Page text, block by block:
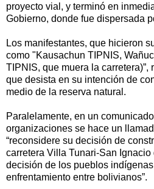
proyecto vial, y terminó en
Gobierno, donde fue dispersada
Los manifestantes, que hicieron
como "Kausachun TIPNIS,
TIPNIS, que muera la
que desista en su intención de
medio de la reserva natural.
Paralelamente, en un
organizaciones se hace un
“reconsidere su decisión de
carretera Villa Tunari-San Ignacio
decisión de los pueblos
enfrentamiento entre bolivianos”.